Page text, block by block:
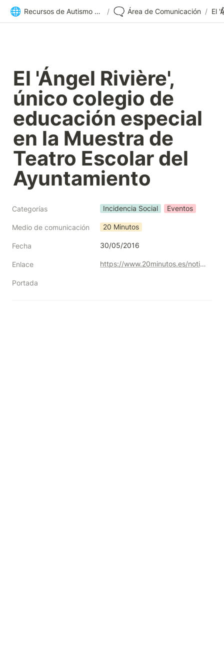
🌐 Recursos de Autismo Sevilla | Inicio / 🗨️ Área de Comunicación /
El 'Ángel Rivière',
único colegio de
educación especial
en la Muestra de
Teatro Escolar del
Ayuntamiento
Categorías Incidencia Social Eventos
Medio de comunicación 20 Minutos
Fecha 30/05/2016
Enlace https://www.20minutos.es/noticia/2759740/0/angel-rivi-re-unico-colegio-educacion-especial-muestra-teatro-escolar-ayuntamiento/
Portada